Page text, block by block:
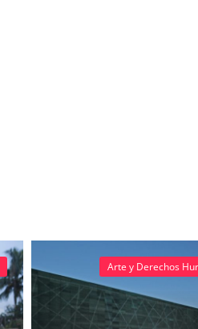
Arte y Derechos